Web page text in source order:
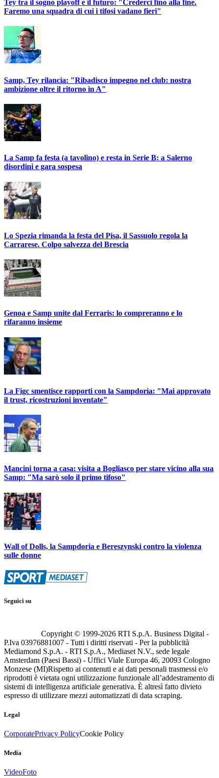
Tey tra il sogno playoff e il futuro: "Crederci fino alla fine.
Faremo una squadra di cui i tifosi vadano fieri"
Samp, Tey rilancia: "Ribadisco impegno nel club: nostra
ambizione oltre il ritorno in A"
La Samp fa festa (a tavolino) e resta in Serie B: a Salerno
disordini e gara sospesa
Lo Spezia rimanda la festa del Pisa, il Sassuolo regola la
Carrarese. Colpo salvezza del Brescia
Genoa e Samp unite dal Ferraris: lo compreranno e lo
rifaranno insieme
La Figc smentisce rapporti con la Sampdoria: "Mai approvato
il trust, ricostruzioni inventate"
Mancini torna a casa: visita a Bogliasco per stare vicino alla sua
Samp: "Ma sarò solo il primo tifoso"
Wall of Dolls, la Sampdoria e Bereszynski contro la violenza
sulle donne
Seguici su
Copyright © 1999-2026 RTI S.p.A. Business Digital -
P.Iva 03976881007 - Tutti i diritti riservati - Per la pubblicità
Mediamond S.p.A. - RTI S.p.A., Mediaset N.V., sede legale
Amsterdam (Paesi Bassi) - Uffici Viale Europa 46, 20093 Cologno
Monzese (MI)Rispetto ai contenuti e ai dati personali trasmessi e/o
riprodotti è vietata ogni utilizzazione funzionale all’addestramento di
sistemi di intelligenza artificiale generativa. È altresì fatto divieto
espresso di utilizzare mezzi automatizzati di data scraping.
Legal
CorporatePrivacy PolicyCookie Policy
Media
VideoFoto